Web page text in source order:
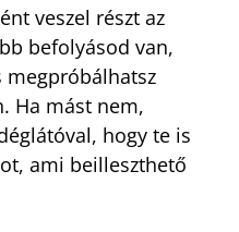
veszel részt az
befolyásod van,
megpróbálhatsz
Ha mást nem,
hogy te is
ami beilleszthető